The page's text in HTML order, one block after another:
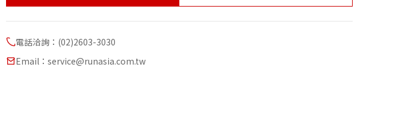
電話洽詢：(02)2603-3030
Email：service@runasia.com.tw